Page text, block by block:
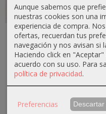
Set de 3
Utensilios de
Cocina de...
24,30 €27,00 €
Cuchara
para Miel
10,80 €12,00
Aunque sabemos que
nuestras cookies son una
experiencia de compra.
ofertas, recuerdan tus
navegación y nos avisan si
Haciendo click en
acuerdo con su uso. Para
política de privacidad.
Preferencias